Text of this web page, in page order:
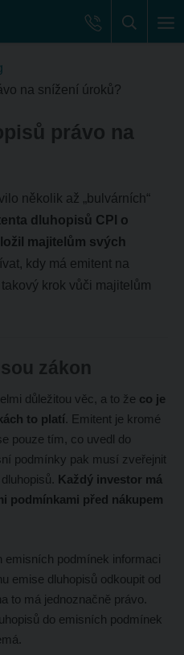
na snížení úroků?
právo na
několik až „bulvárních“
dluhopisů CPI o
majitelům svých
kdy má emitent na
krok vůči majitelům
zákon
důležitou věc, a to že co je
to platí. Emitent je kromé
pouze tím, co uvedl do
podmínky pak musí zveřejnit
Každý investor má
podmínkami před nákupem
emisních podmínek informaci
emise dluhopisů odkoupit od
to má jednoznačně právo.
do emisních podmínek